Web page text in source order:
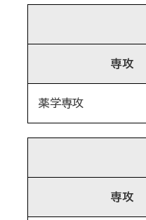
専攻
薬学専攻
専攻